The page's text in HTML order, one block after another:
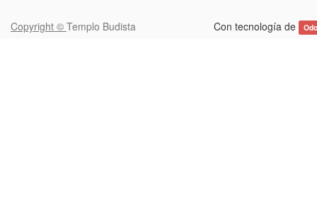
Con tecnología de
Copyright © Templo Budista